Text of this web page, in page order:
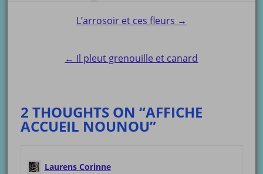
navigation
L’arrosoir et ces fleurs →
← Il pleut grenouille et canard
2 THOUGHTS ON “AFFICHE
ACCUEIL NOUNOU”
Laurens Corinne